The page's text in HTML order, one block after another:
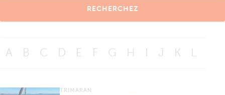
RECHERCHEZ
A B C D E F G H J K L
TRIMARAN